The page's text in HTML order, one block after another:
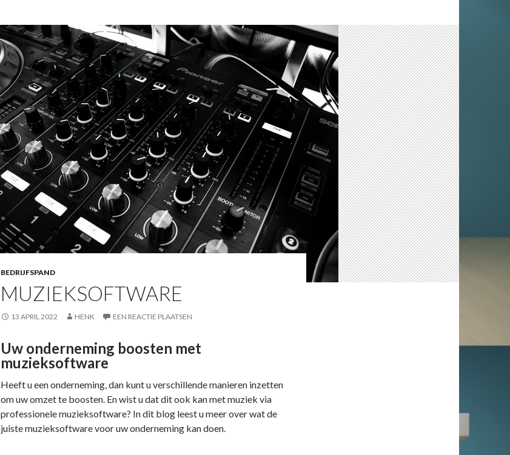
BEDRIJFSPAND
MUZIEKSOFTWARE
13 APRIL 2022 HENK EEN REACTIE PLAATSEN
Uw onderneming boosten met
muzieksoftware
Heeft u een onderneming, dan kunt u verschillende manieren inzetten
om uw omzet te boosten. En wist u dat dit ook kan met muziek via
professionele muzieksoftware? In dit blog leest u meer over wat de
juiste muzieksoftware voor uw onderneming kan doen.